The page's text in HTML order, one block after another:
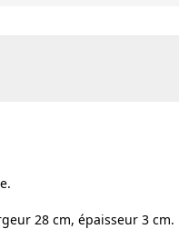
28 cm, épaisseur 3 cm.